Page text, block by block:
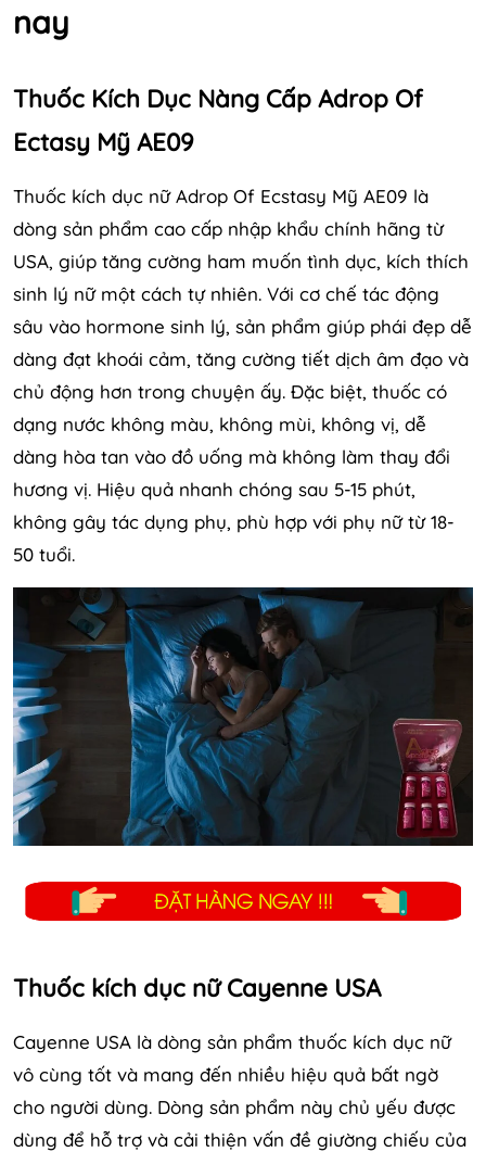
nay
Thuốc Kích Dục Nàng Cấp Adrop Of
Ectasy Mỹ AE09
Thuốc kích dục nữ Adrop Of Ecstasy Mỹ AE09 là
dòng sản phẩm cao cấp nhập khẩu chính hãng từ
USA, giúp tăng cường ham muốn tình dục, kích thích
sinh lý nữ một cách tự nhiên. Với cơ chế tác động
sâu vào hormone sinh lý, sản phẩm giúp phái đẹp dễ
dàng đạt khoái cảm, tăng cường tiết dịch âm đạo và
chủ động hơn trong chuyện ấy. Đặc biệt, thuốc có
dạng nước không màu, không mùi, không vị, dễ
dàng hòa tan vào đồ uống mà không làm thay đổi
hương vị. Hiệu quả nhanh chóng sau 5-15 phút,
không gây tác dụng phụ, phù hợp với phụ nữ từ 18-
50 tuổi.
Thuốc kích dục nữ Cayenne USA
Cayenne USA là dòng sản phẩm thuốc kích dục nữ
vô cùng tốt và mang đến nhiều hiệu quả bất ngờ
cho người dùng. Dòng sản phẩm này chủ yếu được
dùng để hỗ trợ và cải thiện vấn đề giường chiếu của